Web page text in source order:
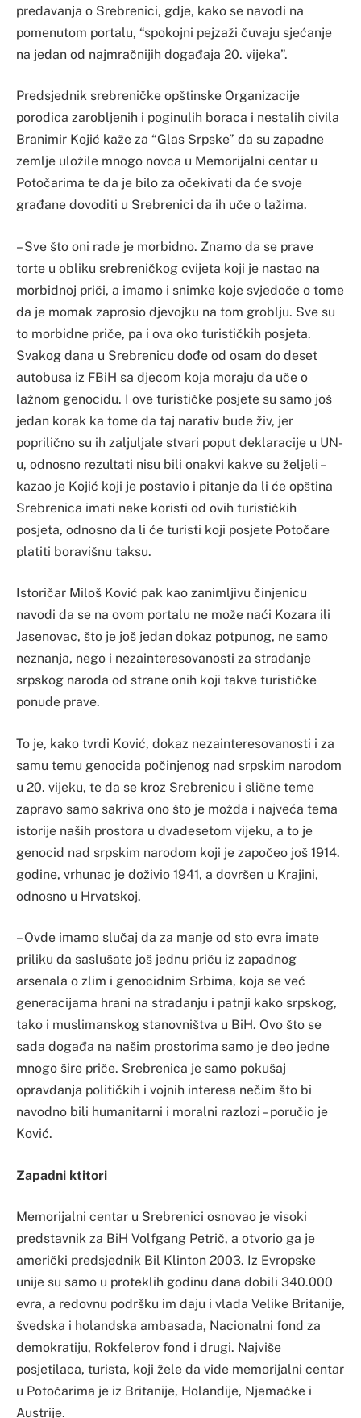
predavanja o Srebrenici, gdje, kako se navodi na
pomenutom portalu, “spokojni pejzaži čuvaju sjećanje
na jedan od najmračnijih događaja 20. vijeka”.
Predsjednik srebreničke opštinske Organizacije
porodica zarobljenih i poginulih boraca i nestalih civila
Branimir Kojić kaže za “Glas Srpske” da su zapadne
zemlje uložile mnogo novca u Memorijalni centar u
Potočarima te da je bilo za očekivati da će svoje
građane dovoditi u Srebrenici da ih uče o lažima.
– Sve što oni rade je morbidno. Znamo da se prave
torte u obliku srebreničkog cvijeta koji je nastao na
morbidnoj priči, a imamo i snimke koje svjedoče o tome
da je momak zaprosio djevojku na tom groblju. Sve su
to morbidne priče, pa i ova oko turističkih posjeta.
Svakog dana u Srebrenicu dođe od osam do deset
autobusa iz FBiH sa djecom koja moraju da uče o
lažnom genocidu. I ove turističke posjete su samo još
jedan korak ka tome da taj narativ bude živ, jer
poprilično su ih zaljuljale stvari poput deklaracije u UN-
u, odnosno rezultati nisu bili onakvi kakve su željeli –
kazao je Kojić koji je postavio i pitanje da li će opština
Srebrenica imati neke koristi od ovih turističkih
posjeta, odnosno da li će turisti koji posjete Potočare
platiti boravišnu taksu.
Istoričar Miloš Ković pak kao zanimljivu činjenicu
navodi da se na ovom portalu ne može naći Kozara ili
Jasenovac, što je još jedan dokaz potpunog, ne samo
neznanja, nego i nezainteresovanosti za stradanje
srpskog naroda od strane onih koji takve turističke
ponude prave.
To je, kako tvrdi Ković, dokaz nezainteresovanosti i za
samu temu genocida počinjenog nad srpskim narodom
u 20. vijeku, te da se kroz Srebrenicu i slične teme
zapravo samo sakriva ono što je možda i najveća tema
istorije naših prostora u dvadesetom vijeku, a to je
genocid nad srpskim narodom koji je započeo još 1914.
godine, vrhunac je doživio 1941, a dovršen u Krajini,
odnosno u Hrvatskoj.
– Ovde imamo slučaj da za manje od sto evra imate
priliku da saslušate još jednu priču iz zapadnog
arsenala o zlim i genocidnim Srbima, koja se već
generacijama hrani na stradanju i patnji kako srpskog,
tako i muslimanskog stanovništva u BiH. Ovo što se
sada događa na našim prostorima samo je deo jedne
mnogo šire priče. Srebrenica je samo pokušaj
opravdanja političkih i vojnih interesa nečim što bi
navodno bili humanitarni i moralni razlozi – poručio je
Ković.
Zapadni ktitori
Memorijalni centar u Srebrenici osnovao je visoki
predstavnik za BiH Volfgang Petrič, a otvorio ga je
američki predsjednik Bil Klinton 2003. Iz Evropske
unije su samo u proteklih godinu dana dobili 340.000
evra, a redovnu podršku im daju i vlada Velike Britanije,
švedska i holandska ambasada, Nacionalni fond za
demokratiju, Rokfelerov fond i drugi. Najviše
posjetilaca, turista, koji žele da vide memorijalni centar
u Potočarima je iz Britanije, Holandije, Njemačke i
Austrije.